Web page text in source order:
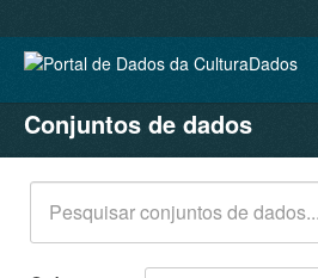
CONJUNTOS DE DADOS
ORGANIZAÇÕES
GRUPOS
SOBRE
Conjuntos de dados